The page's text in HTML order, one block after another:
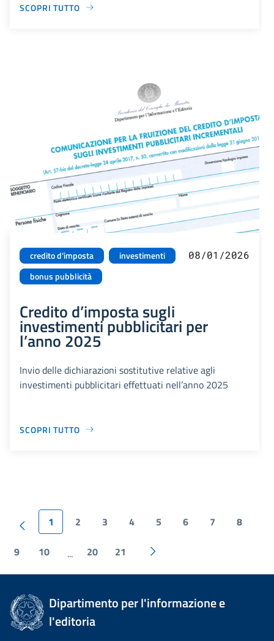
SCOPRI TUTTO
credito d'imposta
investimenti
bonus pubblicità
08/01/2026
Credito d’imposta sugli
investimenti pubblicitari per
l’anno 2025
Invio delle dichiarazioni sostitutive relative agli
investimenti pubblicitari effettuati nell’anno 2025
SCOPRI TUTTO
1 2 3 4 5 6 7 8
9 10 ... 20 21
Dipartimento per l'informazione e
l'editoria